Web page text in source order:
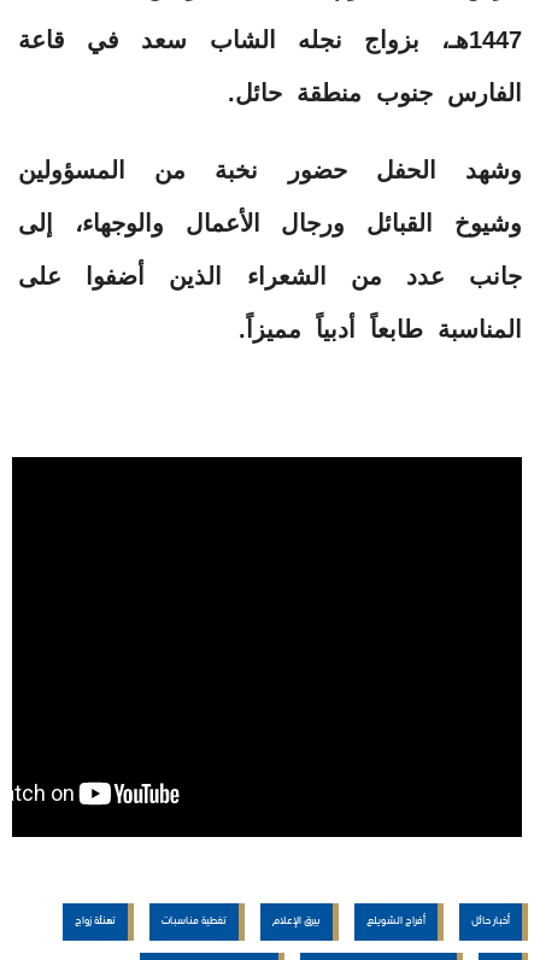
1447هـ، بزواج نجله الشاب سعد في قاعة
الفارس جنوب منطقة حائل.
وشهد الحفل حضور نخبة من المسؤولين
وشيوخ القبائل ورجال الأعمال والوجهاء، إلى
جانب عدد من الشعراء الذين أضفوا على
المناسبة طابعاً أدبياً مميزاً.
أخبار حائل أفراح الشويلع بيرق الإعلام تغطية مناسبات تهنئة زواج